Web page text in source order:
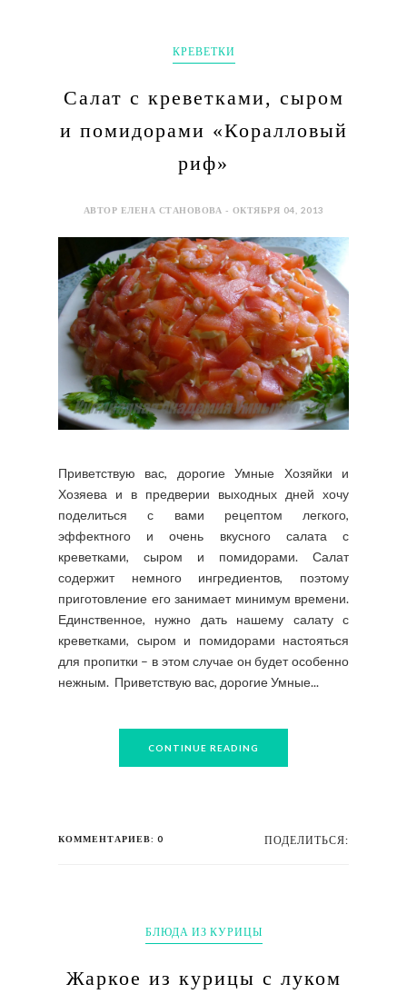
КРЕВЕТКИ
Салат с креветками, сыром
и помидорами «Коралловый
риф»
АВТОР ЕЛЕНА СТАНОВОВА - ОКТЯБРЯ 04, 2013
Приветствую вас, дорогие Умные Хозяйки и
Хозяева и в предверии выходных дней хочу
поделиться с вами рецептом легкого,
эффектного и очень вкусного салата с
креветками, сыром и помидорами. Салат
содержит немного ингредиентов, поэтому
приготовление его занимает минимум времени.
Единственное, нужно дать нашему салату с
креветками, сыром и помидорами настояться
для пропитки – в этом случае он будет особенно
нежным. Приветствую вас, дорогие Умные...
CONTINUE READING
КОММЕНТАРИЕВ: 0 ПОДЕЛИТЬСЯ:
БЛЮДА ИЗ КУРИЦЫ
Жаркое из курицы с луком